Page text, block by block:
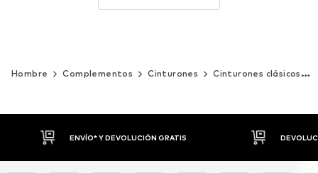
Hombre Complementos Cinturones Cinturones clásicos
DEVOLUCIONES HASTA 30 DÍAS